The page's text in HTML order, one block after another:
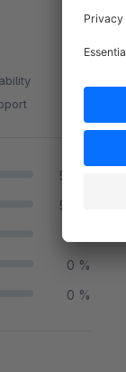
5 stars
50 %
50 %
0 %
0 %